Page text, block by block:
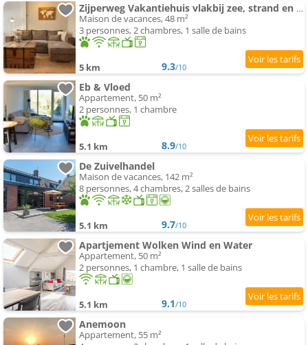
Zijperweg Vakantiehuis vlakbij zee, strand en bos
Maison de vacances, 48 m²
3 personnes, 2 chambres, 1 salle de bains
5 km 9.3/10
Eb & Vloed
Appartement, 50 m²
2 personnes, 1 chambre
5.1 km 8.9/10
De Zuivelhandel
Maison de vacances, 142 m²
8 personnes, 4 chambres, 2 salles de bains
5.1 km 9.7/10
Apartjement Wolken Wind en Water
Appartement, 50 m²
2 personnes, 1 chambre, 1 salle de bains
5.1 km 9.1/10
Anemoon
Appartement, 55 m²